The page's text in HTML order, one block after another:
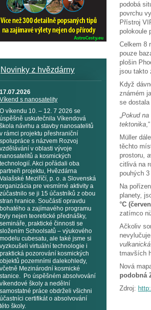
Novinky z hvězdárny
17.07.2026
Víkend s nanosatelity
O víkendu 10. – 12. 7 2026 se
úspěšně uskutečnila Víkendová
škola návrhu a stavby nanosatelitů
v rámci projektu přeshraniční
spolupráce s názvem Rozvoj
vzdělávání v oblasti vývoje
nanosatelitů a kosmických
technologií. Akci pořádali oba
partneři projektu, Hvězdárna
Valašské Meziříčí, p. o. a Slovenská
organizácia pre vesmírné aktivity a
zúčastnilo se ji 15 účastníků z obou
stran hranice. Součástí opravdu
bohatého a zajímavého programu
byly nejen teoretické přednášky,
semináře, praktické činnosti se
složením Schoolsatů – výukového
modelu cubesatu, ale také jsme si
vyzkoušeli virtuální technologie i
praktická pozorování kosmických
objektů pozemními dalekohledy,
včetně Mezinárodní kosmické
stanice. Po úspěšném absolvování
víkendové školy a nedělní
samostatné práce obdrželi všichni
účastníci certifikát o absolvování
této školy.
podobá
povrchu
Přístroj
polokoule
Celkem 8
pouze
plošin
jsou takto
Když
známém
se
„Pokud
tektonika
Müller
těchto
prostoru,
citlivá na
pouhých
Na
planety,
°C
zatímco
Ačkoliv
tmavších
Nová
podobná
Zdroj: